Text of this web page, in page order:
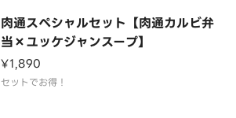
肉通スペシャルセット【肉通カルビ弁
当×ユッケジャンスープ】
¥1,890
セットでお得！